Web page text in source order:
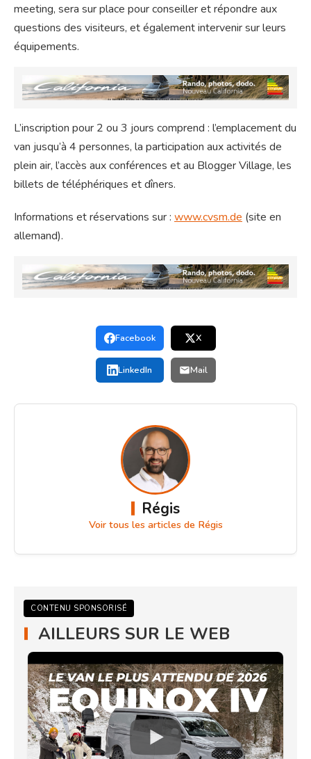
meeting, sera sur place pour conseiller et répondre aux
questions des visiteurs, et également intervenir sur leurs
équipements.
L’inscription pour 2 ou 3 jours comprend : l’emplacement du
van jusqu’à 4 personnes, la participation aux activités de
plein air, l’accès aux conférences et au Blogger Village, les
billets de téléphériques et dîners.
Informations et réservations sur : www.cvsm.de (site en
allemand).
Facebook X
LinkedIn Mail
Régis
Voir tous les articles de Régis
CONTENU SPONSORISÉ
AILLEURS SUR LE WEB